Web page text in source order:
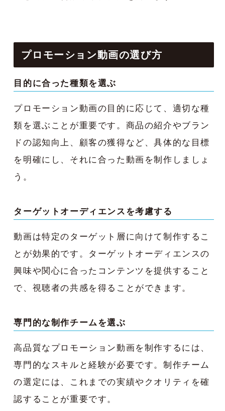
プロモーション動画の選び方
目的に合った種類を選ぶ
プロモーション動画の目的に応じて、適切な種
類を選ぶことが重要です。商品の紹介やブラン
ドの認知向上、顧客の獲得など、具体的な目標
を明確にし、それに合った動画を制作しましょ
う。
ターゲットオーディエンスを考慮する
動画は特定のターゲット層に向けて制作するこ
とが効果的です。ターゲットオーディエンスの
興味や関心に合ったコンテンツを提供すること
で、視聴者の共感を得ることができます。
専門的な制作チームを選ぶ
高品質なプロモーション動画を制作するには、
専門的なスキルと経験が必要です。制作チーム
の選定には、これまでの実績やクオリティを確
認することが重要です。